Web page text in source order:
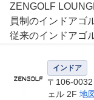
ZENGOLF
員制のインドアゴ
従来のインドアゴ
広々とした完全個
２部屋ご用意がご
インドア
〒106-
ェル 2F 地